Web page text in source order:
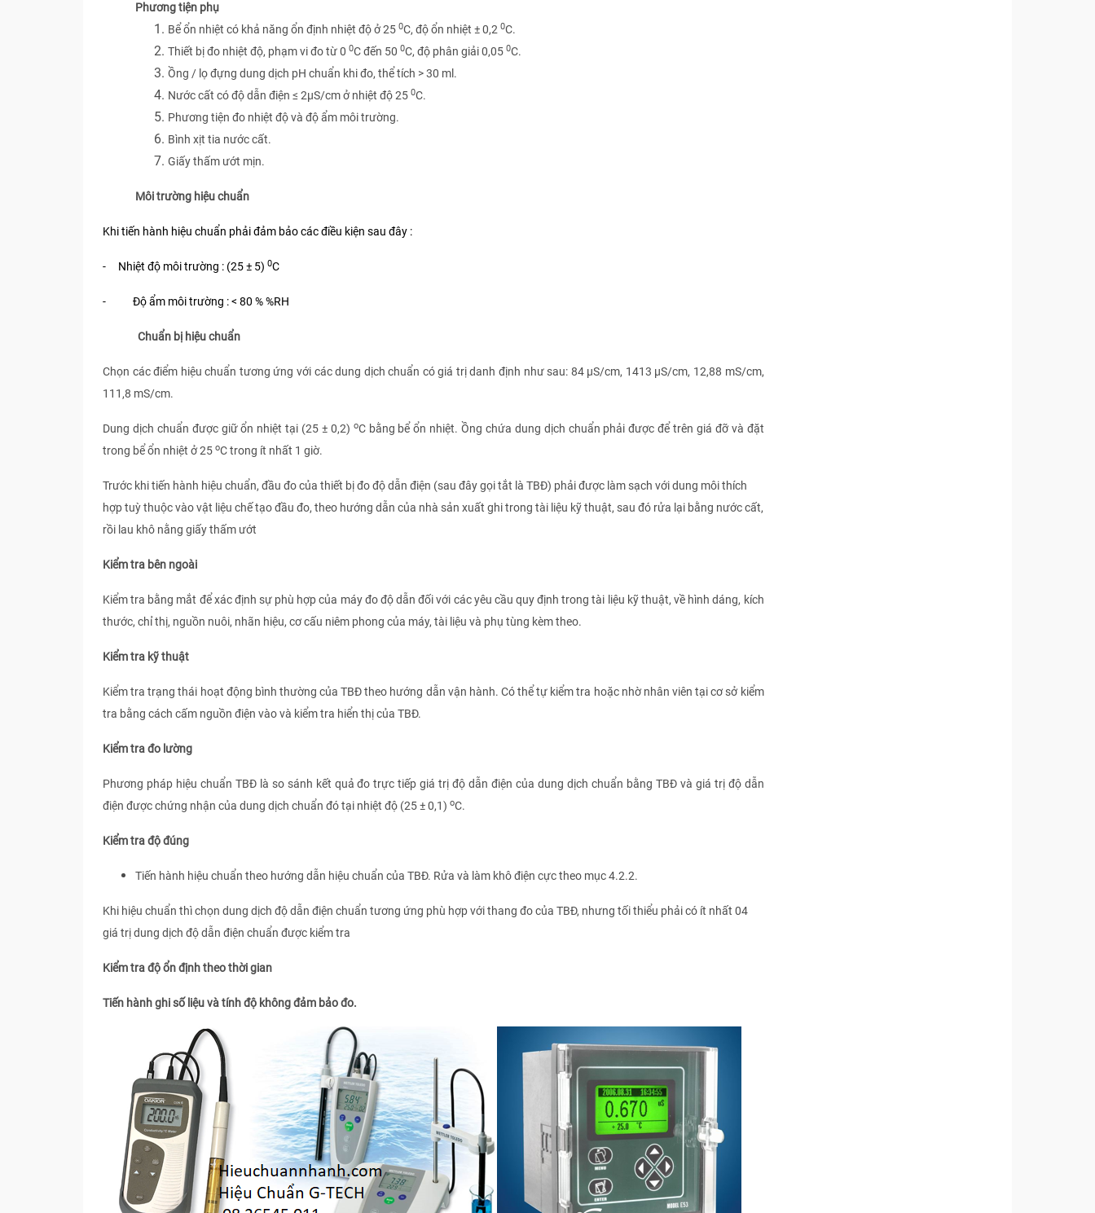
Phương tiện phụ
Bể ổn nhiệt có khả năng ổn định nhiệt độ ở 25 0C, độ ổn nhiệt ± 0,2 0C.
Thiết bị đo nhiệt độ, phạm vi đo từ 0 0C đến 50 0C, độ phân giải 0,05 0C.
Ồng / lọ đựng dung dịch pH chuẩn khi đo, thể tích > 30 ml.
Nước cất có độ dẫn điện ≤ 2µS/cm ở nhiệt độ 25 0C.
Phương tiện đo nhiệt độ và độ ẩm môi trường.
Bình xịt tia nước cất.
Giấy thấm ướt mịn.
Môi trường hiệu chuẩn
Khi tiến hành hiệu chuẩn phải đảm bảo các điều kiện sau đây :
- Nhiệt độ môi trường : (25 ± 5) 0C
- Độ ẩm môi trường : < 80 % %RH
Chuẩn bị hiệu chuẩn
Chọn các điểm hiệu chuẩn tương ứng với các dung dịch chuẩn có giá trị danh định như sau: 84 µS/cm, 1413 µS/cm, 12,88 mS/cm,
111,8 mS/cm.
Dung dịch chuẩn được giữ ổn nhiệt tại (25 ± 0,2) oC bằng bể ổn nhiệt. Ồng chứa dung dịch chuẩn phải được để trên giá đỡ và đặt
trong bể ổn nhiệt ở 25 oC trong ít nhất 1 giờ.
Trước khi tiến hành hiệu chuẩn, đầu đo của thiết bị đo độ dẫn điện (sau đây gọi tắt là TBĐ) phải được làm sạch với dung môi thích
hợp tuỳ thuộc vào vật liệu chế tạo đầu đo, theo hướng dẫn của nhà sản xuất ghi trong tài liệu kỹ thuật, sau đó rửa lại bằng nước cất,
rồi lau khô nằng giấy thấm ướt
Kiểm tra bên ngoài
Kiểm tra bằng mắt để xác định sự phù hợp của máy đo độ dẫn đối với các yêu cầu quy định trong tài liệu kỹ thuật, về hình dáng, kích
thước, chỉ thị, nguồn nuôi, nhãn hiệu, cơ cấu niêm phong của máy, tài liệu và phụ tùng kèm theo.
Kiểm tra kỹ thuật
Kiểm tra trạng thái hoạt động bình thường của TBĐ theo hướng dẫn vận hành. Có thể tự kiểm tra hoặc nhờ nhân viên tại cơ sở kiểm
tra bằng cách cấm nguồn điện vào và kiểm tra hiển thị của TBĐ.
Kiểm tra đo lường
Phương pháp hiệu chuẩn TBĐ là so sánh kết quả đo trực tiếp giá trị độ dẫn điện của dung dịch chuẩn bằng TBĐ và giá trị độ dẫn
điện được chứng nhận của dung dịch chuẩn đó tại nhiệt độ (25 ± 0,1) oC.
Kiểm tra độ đúng
Tiến hành hiệu chuẩn theo hướng dẫn hiệu chuẩn của TBĐ. Rửa và làm khô điện cực theo mục 4.2.2.
Khi hiệu chuẩn thì chọn dung dịch độ dẫn điện chuẩn tương ứng phù hợp với thang đo của TBĐ, nhưng tối thiểu phải có ít nhất 04
giá trị dung dịch độ dẫn điện chuẩn được kiểm tra
Kiểm tra độ ổn định theo thời gian
Tiến hành ghi số liệu và tính độ không đảm bảo đo.